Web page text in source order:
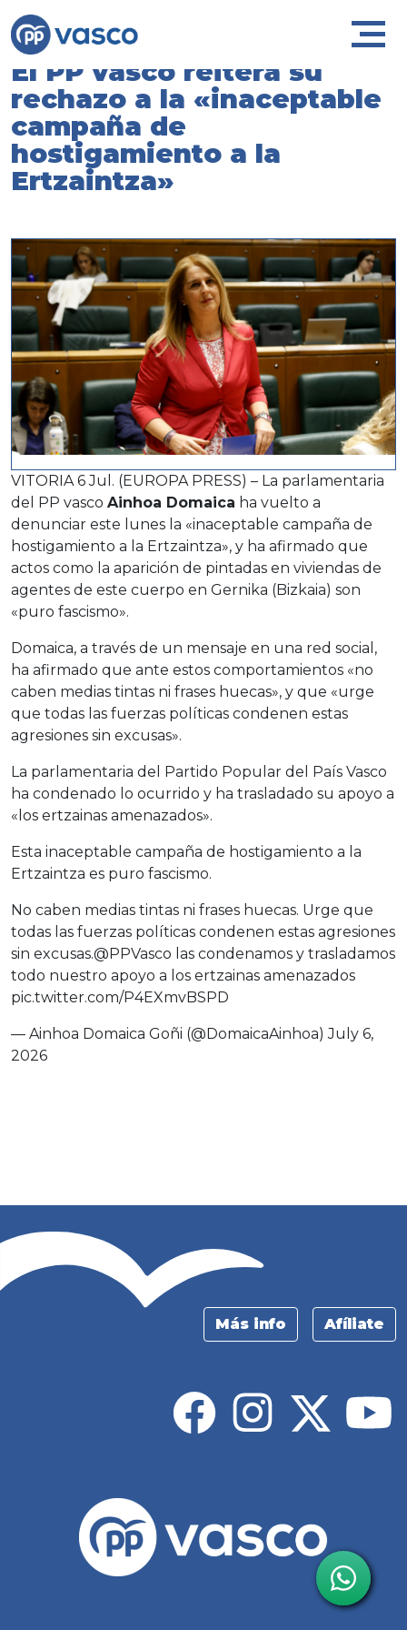
El PP vasco reitera su
rechazo a la «inaceptable
campaña de
hostigamiento a la
Ertzaintza»
VITORIA 6 Jul. (EUROPA PRESS) – La parlamentaria
del PP vasco Ainhoa Domaica ha vuelto a
denunciar este lunes la «inaceptable campaña de
hostigamiento a la Ertzaintza», y ha afirmado que
actos como la aparición de pintadas en viviendas de
agentes de este cuerpo en Gernika (Bizkaia) son
«puro fascismo».
Domaica, a través de un mensaje en una red social,
ha afirmado que ante estos comportamientos «no
caben medias tintas ni frases huecas», y que «urge
que todas las fuerzas políticas condenen estas
agresiones sin excusas».
La parlamentaria del Partido Popular del País Vasco
ha condenado lo ocurrido y ha trasladado su apoyo a
«los ertzainas amenazados».
Esta inaceptable campaña de hostigamiento a la
Ertzaintza es puro fascismo.
No caben medias tintas ni frases huecas. Urge que
todas las fuerzas políticas condenen estas agresiones
sin excusas.@PPVasco las condenamos y trasladamos
todo nuestro apoyo a los ertzainas amenazados
pic.twitter.com/P4EXmvBSPD
— Ainhoa Domaica Goñi (@DomaicaAinhoa)July 6,
2026
Más info Afíliate